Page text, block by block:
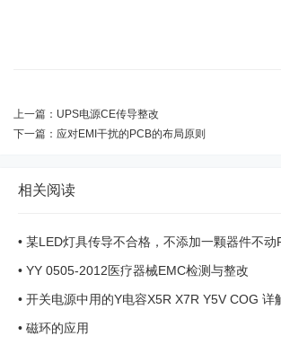
上一篇： UPS电源CE传导整改
下一篇： 应对EMI干扰的PCB的布局原则
相关阅读
• 某LED灯具传导不合格，不添加一颗器件不动
例！ ... ...
• YY 0505-2012医疗器械EMC检测与整改
• 开关电源中用的Y电容X5R X7R Y5V COG 详
• 磁环的应用